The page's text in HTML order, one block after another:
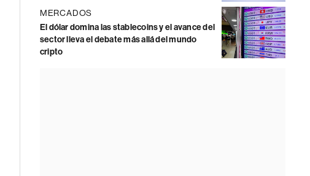
MERCADOS
El dólar domina las stablecoins y el avance del
sector lleva el debate más allá del mundo
cripto